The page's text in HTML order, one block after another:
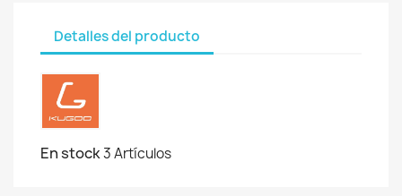
Detalles del producto
En stock3 Artículos